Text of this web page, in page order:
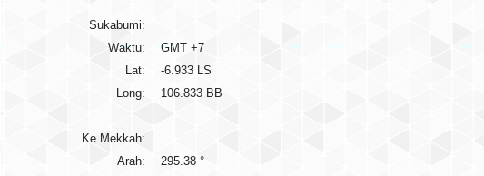
Sukabumi:
Waktu:
GMT +7
Lat:
-6.933 LS
Long:
106.833 BB
Ke Mekkah:
Arah:
295.38 °